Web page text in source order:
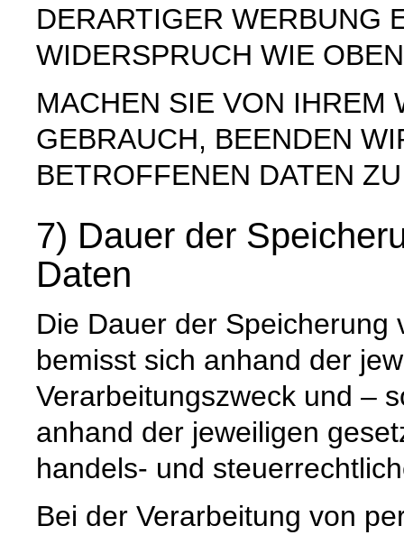
DERARTIGER WERBUNG
WIDERSPRUCH WIE
MACHEN SIE VON IHREM
GEBRAUCH, BEENDEN
BETROFFENEN DATEN
7) Dauer der
Daten
Die Dauer der
bemisst sich anhand der
Verarbeitungszweck und –
anhand der jeweiligen
handels- und
Bei der Verarbeitung von